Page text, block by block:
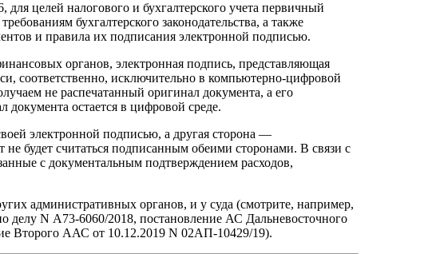
целей налогового и бухгалтерского учета первичный
бухгалтерского законодательства, а также
и правила их подписания электронной подписью.
органов, электронная подпись, представляющая
соответственно, исключительно в компьютерно-цифровой
не распечатанный оригинал документа, а его
остается в цифровой среде.
электронной подписью, а другая сторона —
не будет считаться подписанным обеими сторонами. В связи с
с документальным подтверждением расходов,
административных органов, и у суда (смотрите, например,
делу N А73-6060/2018, постановление АС Дальневосточного
Второго ААС от 10.12.2019 N 02АП-10429/19).